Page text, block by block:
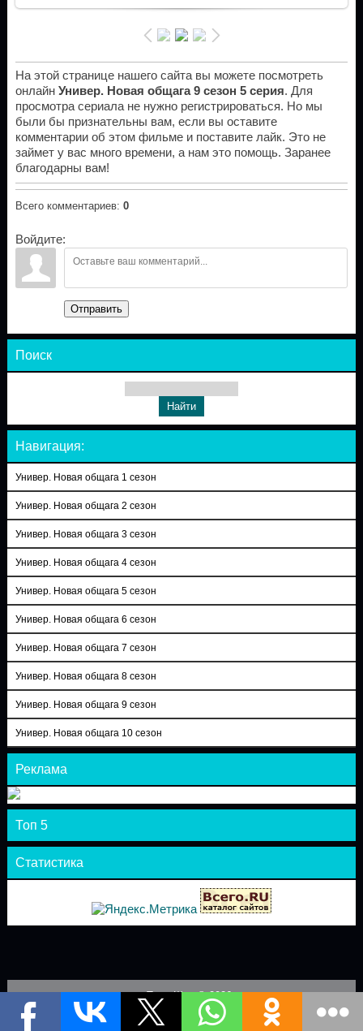
На этой странице нашего сайта вы можете посмотреть
онлайн Универ. Новая общага 9 сезон 5 серия. Для
просмотра сериала не нужно регистрироваться. Но мы
были бы признательны вам, если вы оставите
комментарии об этом фильме и поставите лайк. Это не
займет у вас много времени, а нам это помощь. Заранее
благодарны вам!
Всего комментариев: 0
Войдите:
Отправить
Поиск
Навигация:
Универ. Новая общага 1 сезон
Универ. Новая общага 2 сезон
Универ. Новая общага 3 сезон
Универ. Новая общага 4 сезон
Универ. Новая общага 5 сезон
Универ. Новая общага 6 сезон
Универ. Новая общага 7 сезон
Универ. Новая общага 8 сезон
Универ. Новая общага 9 сезон
Универ. Новая общага 10 сезон
Реклама
Топ 5
Статистика
Теле-Шоу © 2026